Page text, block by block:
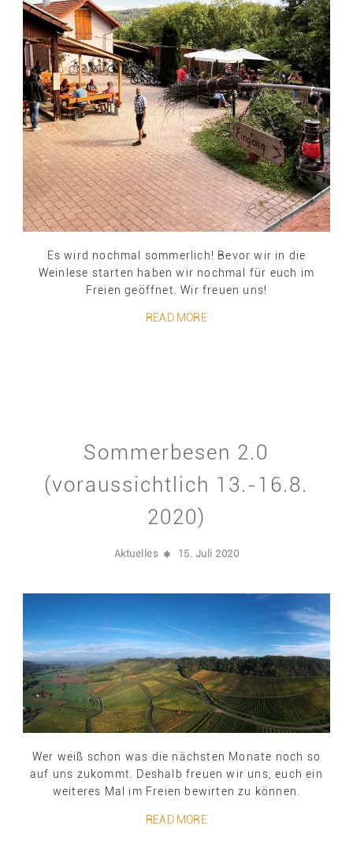
Es wird nochmal sommerlich! Bevor wir in die
Weinlese starten haben wir nochmal für euch im
Freien geöffnet. Wir freuen uns!
READ MORE
Sommerbesen 2.0
(voraussichtlich 13.-16.8.
2020)
Aktuelles 15. Juli 2020
Wer weiß schon was die nächsten Monate noch so
auf uns zukommt. Deshalb freuen wir uns, euch ein
weiteres Mal im Freien bewirten zu können.
READ MORE